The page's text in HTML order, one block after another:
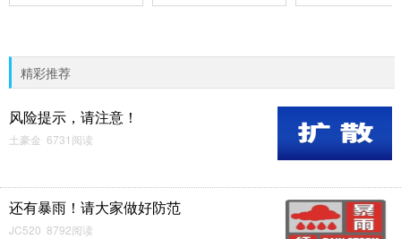
精彩推荐
风险提示，请注意！
土豪金 6731阅读
还有暴雨！请大家做好防范
JC520 8792阅读